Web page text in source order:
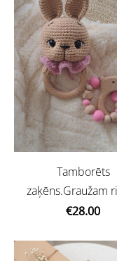
Tamborēts
zaķēns.Graužam
€28.00